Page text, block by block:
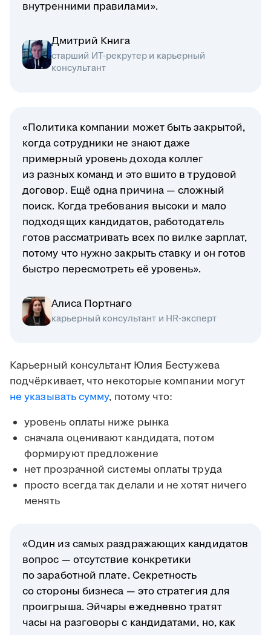
внутренними правилами».
Дмитрий Книга
старший ИТ-рекрутер и карьерный
консультант
«Политика компании может быть закрытой,
когда сотрудники не знают даже
примерный уровень дохода коллег
из разных команд и это вшито в трудовой
договор. Ещё одна причина — сложный
поиск. Когда требования высоки и мало
подходящих кандидатов, работодатель
готов рассматривать всех по вилке зарплат,
потому что нужно закрыть ставку и он готов
быстро пересмотреть её уровень».
Алиса Портнаго
карьерный консультант и HR-эксперт
Карьерный консультант Юлия Бестужева
подчёркивает, что некоторые компании могут
не указывать сумму, потому что:
уровень оплаты ниже рынка
сначала оценивают кандидата, потом
формируют предложение
нет прозрачной системы оплаты труда
просто всегда так делали и не хотят ничего
менять
«Один из самых раздражающих кандидатов
вопрос — отсутствие конкретики
по заработной плате. Секретность
со стороны бизнеса — это стратегия для
проигрыша. Эйчары ежедневно тратят
часы на разговоры с кандидатами, но, как